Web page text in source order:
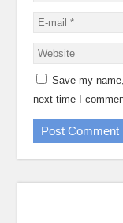
Save my
next time I